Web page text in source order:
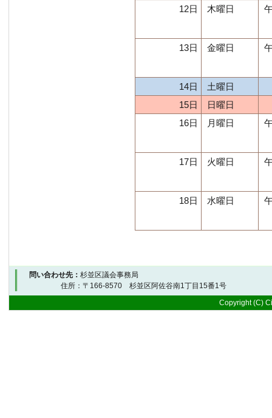
12日 木曜日
13日 金曜日
14日
土曜日
15日
日曜日
16日
月曜日
17日 火曜日
18日 水曜日
問い合わせ先： 杉並区議会事務局
住所：〒166-8570 杉並区阿佐谷南1丁目15番1号 電
Copyright (C)